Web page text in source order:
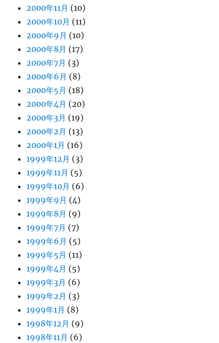
2000年11月 (10)
2000年10月 (11)
2000年9月 (10)
2000年8月 (17)
2000年7月 (3)
2000年6月 (8)
2000年5月 (18)
2000年4月 (20)
2000年3月 (19)
2000年2月 (13)
2000年1月 (16)
1999年12月 (3)
1999年11月 (5)
1999年10月 (6)
1999年9月 (4)
1999年8月 (9)
1999年7月 (7)
1999年6月 (5)
1999年5月 (11)
1999年4月 (5)
1999年3月 (6)
1999年2月 (3)
1999年1月 (8)
1998年12月 (9)
1998年11月 (6)